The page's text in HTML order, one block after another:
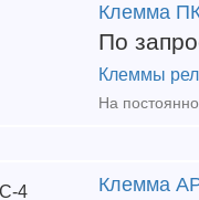
Клемма
По
Клеммы
Клемма